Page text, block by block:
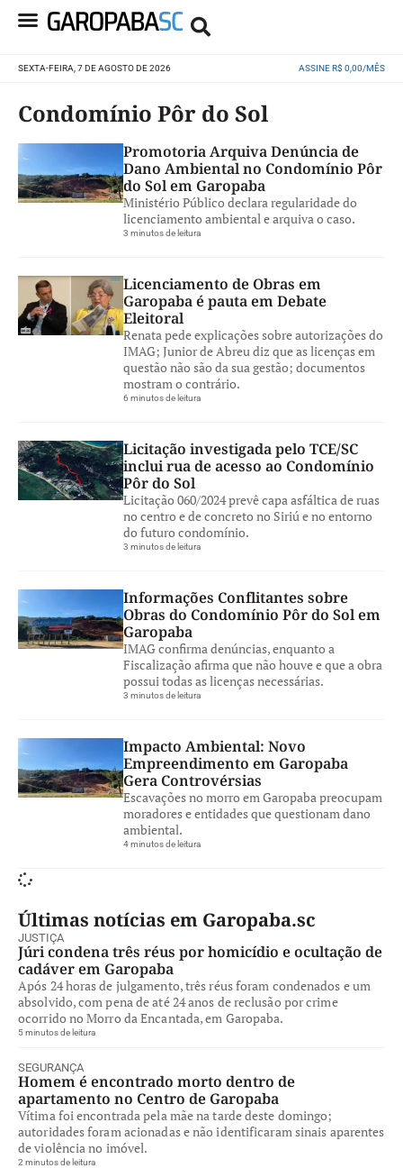
SEXTA-FEIRA, 7 DE AGOSTO DE 2026 ASSINE R$ 0,00/MÊS
Condomínio Pôr do Sol
Promotoria Arquiva Denúncia de
Dano Ambiental no Condomínio Pôr
do Sol em Garopaba
Ministério Público declara regularidade do
licenciamento ambiental e arquiva o caso.
3 minutos de leitura
Licenciamento de Obras em
Garopaba é pauta em Debate
Eleitoral
Renata pede explicações sobre autorizações do
IMAG; Junior de Abreu diz que as licenças em
questão não são da sua gestão; documentos
mostram o contrário.
6 minutos de leitura
Licitação investigada pelo TCE/SC
inclui rua de acesso ao Condomínio
Pôr do Sol
Licitação 060/2024 prevê capa asfáltica de ruas
no centro e de concreto no Siriú e no entorno
do futuro condomínio.
3 minutos de leitura
Informações Conflitantes sobre
Obras do Condomínio Pôr do Sol em
Garopaba
IMAG confirma denúncias, enquanto a
Fiscalização afirma que não houve e que a obra
possui todas as licenças necessárias.
3 minutos de leitura
Impacto Ambiental: Novo
Empreendimento em Garopaba
Gera Controvérsias
Escavações no morro em Garopaba preocupam
moradores e entidades que questionam dano
ambiental.
4 minutos de leitura
Últimas notícias em Garopaba.sc
JUSTIÇA
Júri condena três réus por homicídio e ocultação de
cadáver em Garopaba
Após 24 horas de julgamento, três réus foram condenados e um
absolvido, com pena de até 24 anos de reclusão por crime
ocorrido no Morro da Encantada, em Garopaba.
5 minutos de leitura
SEGURANÇA
Homem é encontrado morto dentro de
apartamento no Centro de Garopaba
Vítima foi encontrada pela mãe na tarde deste domingo;
autoridades foram acionadas e não identificaram sinais aparentes
de violência no imóvel.
2 minutos de leitura